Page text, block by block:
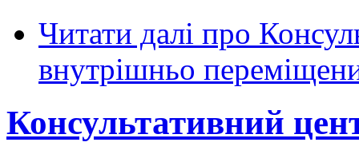
Читати далі про
внутрішньо
Консультативний